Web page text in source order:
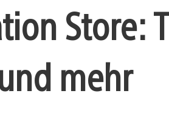
Store:
mehr